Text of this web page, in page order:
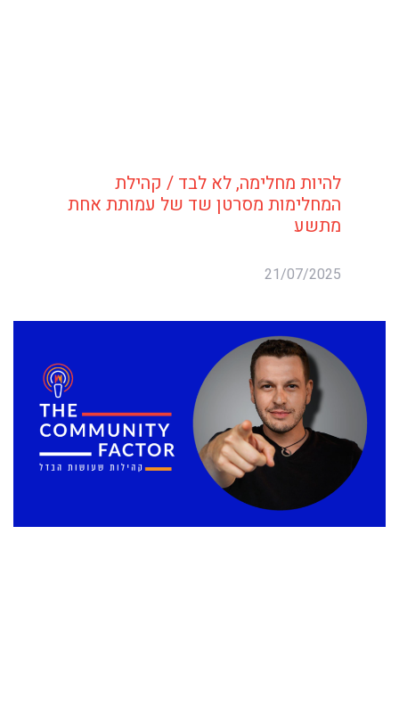
להיות מחלימה, לא לבד / קהילת
המחלימות מסרטן שד של עמותת אחת
מתשע
21/07/2025